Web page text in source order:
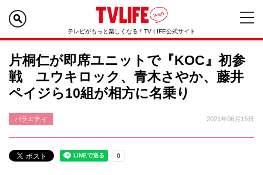
テレビがもっと楽しくなる！TV LIFE公式サイト
片桐仁が即席ユニットで『KOC』初参
戦 ユウキロック、青木さやか、藤井
ペイジら10組が相方に名乗り
バラエティ 2021年06月15日